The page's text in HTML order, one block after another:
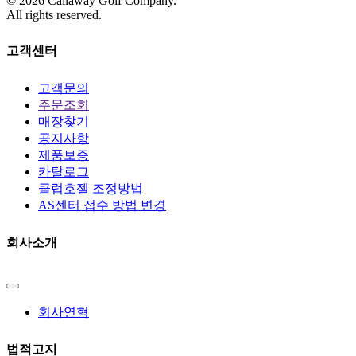
All rights reserved.
고객센터
고객문의
주문조회
매장찾기
공지사항
제품보증
카탈로그
클럽호젤 조정방법
AS센터 접수 방법 변경
회사소개
회사연혁
법적고지